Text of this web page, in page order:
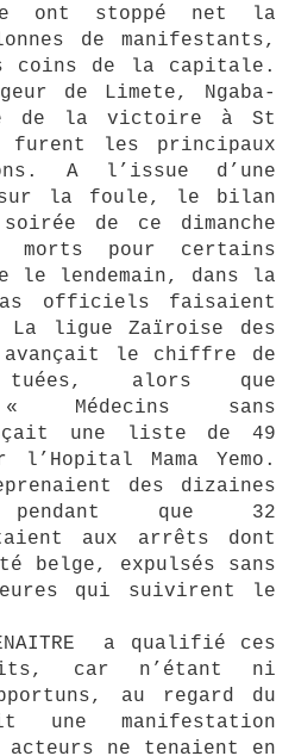
ont stoppé net la
de manifestants,
coins de la capitale.
de Limete, Ngaba-
de la victoire à St
furent les principaux
A l’issue d’une
sur la foule, le bilan
de ce dimanche
pour certains
le lendemain, dans la
officiels faisaient
ligue Zaïroise des
avançait le chiffre de
tuées, alors que
« Médecins sans
une liste de 49
Mama Yemo.
des dizaines
que 32
aux arrêts dont
belge, expulsés sans
qui suivirent le
a qualifié ces
car n’étant ni
au regard du
une manifestation
ne tenaient en